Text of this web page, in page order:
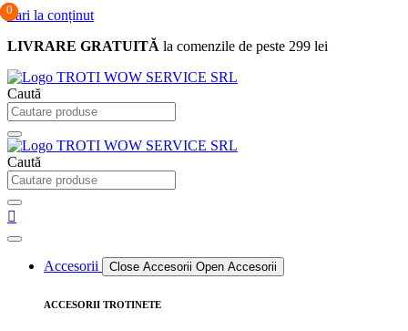
Sari la conținut
LIVRARE GRATUITĂ la comenzile de peste 299 lei
0
Caută
Caută
0
0
Accesorii Close Accesorii Open Accesorii
ACCESORII TROTINETE